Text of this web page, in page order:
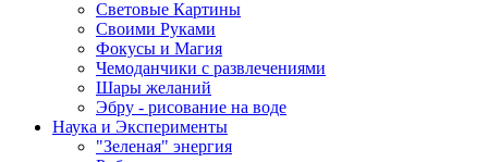
Световые Картины
Своими Руками
Фокусы и Магия
Чемоданчики с развлечениями
Шары желаний
Эбру - рисование на воде
Наука и Эксперименты
"Зеленая" энергия